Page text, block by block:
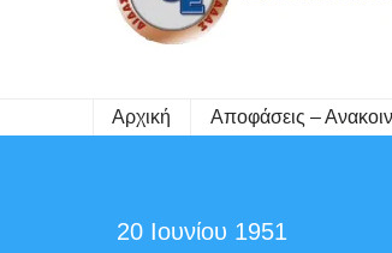
Αρχική Αποφάσεις –
20 Ιουνίου 1951